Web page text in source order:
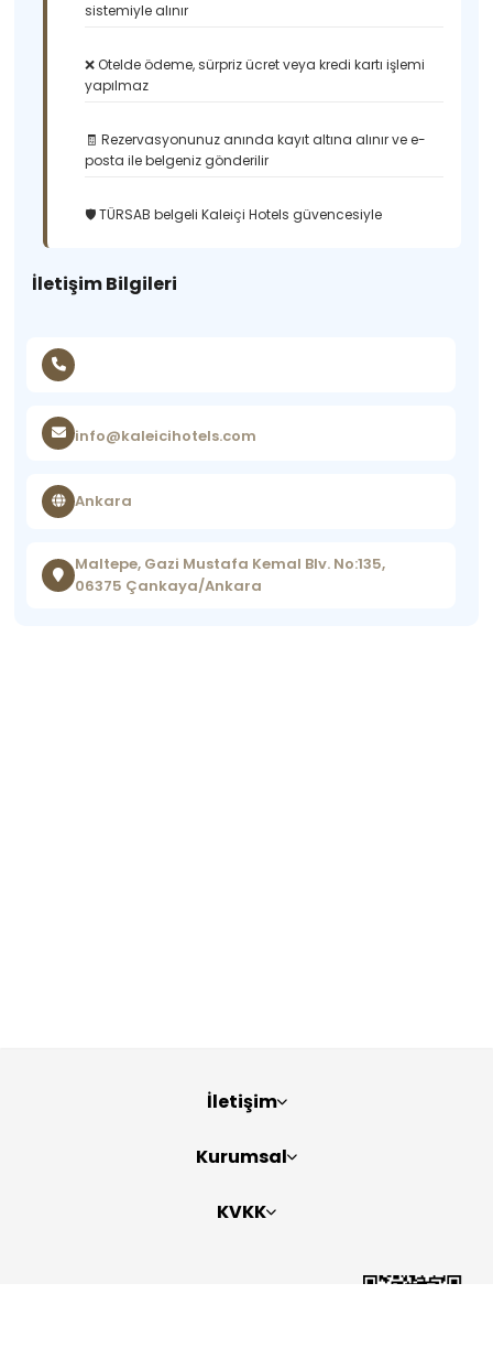
sistemiyle alınır
❌ Otelde ödeme, sürpriz ücret veya kredi kartı işlemi
yapılmaz
🧾 Rezervasyonunuz anında kayıt altına alınır ve e-
posta ile belgeniz gönderilir
🛡️ TÜRSAB belgeli Kaleiçi Hotels güvencesiyle
İletişim Bilgileri
info@kaleicihotels.com
Ankara
Maltepe, Gazi Mustafa Kemal Blv. No:135,
06375 Çankaya/Ankara
İletişim
Kurumsal
KVKK